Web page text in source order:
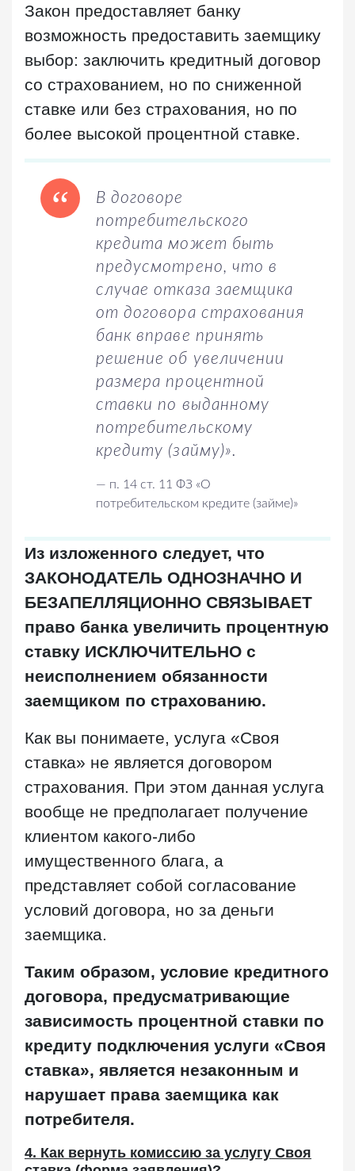
Закон предоставляет банку
возможность предоставить заемщику
выбор: заключить кредитный договор
со страхованием, но по сниженной
ставке или без страхования, но по
более высокой процентной ставке.
В договоре
потребительского
кредита может быть
предусмотрено, что в
случае отказа заемщика
от договора страхования
банк вправе принять
решение об увеличении
размера процентной
ставки по выданному
потребительскому
кредиту (займу)».
— п. 14 ст. 11 ФЗ «О
потребительском кредите (займе)»
Из изложенного следует, что
ЗАКОНОДАТЕЛЬ ОДНОЗНАЧНО И
БЕЗАПЕЛЛЯЦИОННО СВЯЗЫВАЕТ
право банка увеличить процентную
ставку ИСКЛЮЧИТЕЛЬНО с
неисполнением обязанности
заемщиком по страхованию.
Как вы понимаете, услуга «Своя
ставка» не является договором
страхования. При этом данная услуга
вообще не предполагает получение
клиентом какого-либо
имущественного блага, а
представляет собой согласование
условий договора, но за деньги
заемщика.
Таким образом, условие кредитного
договора, предусматривающие
зависимость процентной ставки по
кредиту подключения услуги «Своя
ставка», является незаконным и
нарушает права заемщика как
потребителя.
4. Как вернуть комиссию за услугу Своя